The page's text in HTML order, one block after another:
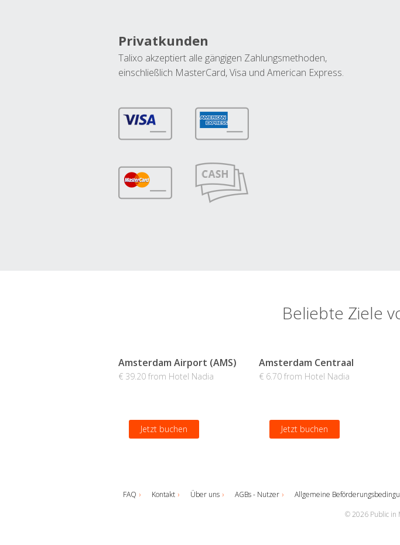
Privatkunden
Talixo akzeptiert alle gängigen Zahlungsmethoden,
einschließlich MasterCard, Visa und American Express.
Beliebte Ziele
Amsterdam Airport (AMS)
€ 39.20 from Hotel Nadia
Jetzt buchen
Amsterdam Centraal
€ 6.70 from Hotel Nadia
Jetzt buchen
FAQ Kontakt Über uns AGBs - Nutzer Allgemeine
© 2026 Public in